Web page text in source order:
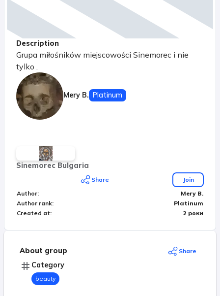
Description
Grupa miłośników miejscowości Sinemorec i nie
tylko .
Mery B. Platinum
Sinemorec Bulgaria
Share
Join
Author:
Mery B.
Author rank:
Platinum
Created at: 2 роки
About group Share
Category
beauty